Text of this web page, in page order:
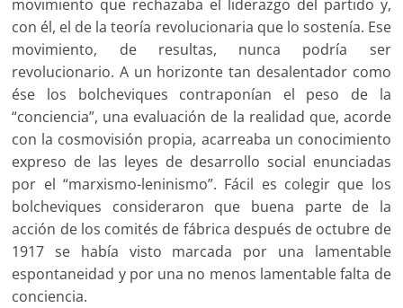
movimiento que rechazaba el liderazgo del partido y,
con él, el de la teoría revolucionaria que lo sostenía. Ese
movimiento, de resultas, nunca podría ser
revolucionario. A un horizonte tan desalentador como
ése los bolcheviques contraponían el peso de la
“conciencia”, una evaluación de la realidad que, acorde
con la cosmovisión propia, acarreaba un conocimiento
expreso de las leyes de desarrollo social enunciadas
por el “marxismo-leninismo”. Fácil es colegir que los
bolcheviques consideraron que buena parte de la
acción de los comités de fábrica después de octubre de
1917 se había visto marcada por una lamentable
espontaneidad y por una no menos lamentable falta de
conciencia.